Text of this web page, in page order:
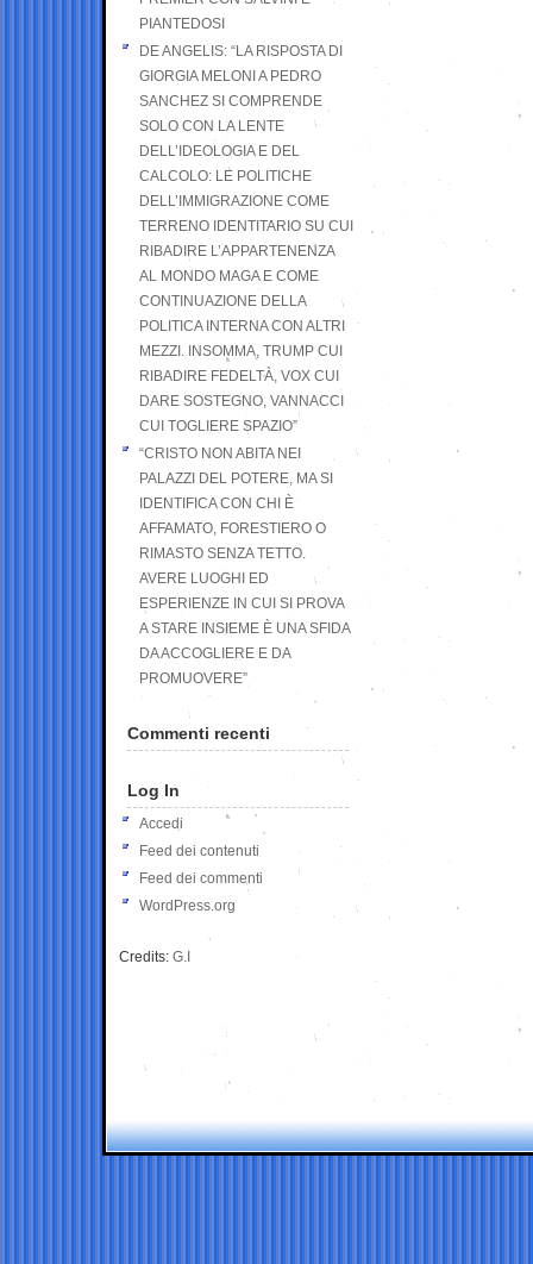
PIANTEDOSI
DE ANGELIS: “LA RISPOSTA DI
GIORGIA MELONI A PEDRO
SANCHEZ SI COMPRENDE
SOLO CON LA LENTE
DELL’IDEOLOGIA E DEL
CALCOLO: LE POLITICHE
DELL’IMMIGRAZIONE COME
TERRENO IDENTITARIO SU CUI
RIBADIRE L’APPARTENENZA
AL MONDO MAGA E COME
CONTINUAZIONE DELLA
POLITICA INTERNA CON ALTRI
MEZZI. INSOMMA, TRUMP CUI
RIBADIRE FEDELTÀ, VOX CUI
DARE SOSTEGNO, VANNACCI
CUI TOGLIERE SPAZIO”
“CRISTO NON ABITA NEI
PALAZZI DEL POTERE, MA SI
IDENTIFICA CON CHI È
AFFAMATO, FORESTIERO O
RIMASTO SENZA TETTO.
AVERE LUOGHI ED
ESPERIENZE IN CUI SI PROVA
A STARE INSIEME È UNA SFIDA
DA ACCOGLIERE E DA
PROMUOVERE”
Commenti recenti
Log In
Accedi
Feed dei contenuti
Feed dei commenti
WordPress.org
Credits: G.I